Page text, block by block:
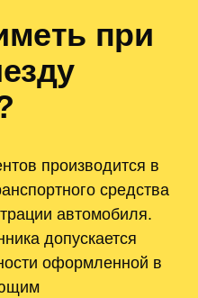
при
производится в
средства
автомобиля.
допускается
оформленной в